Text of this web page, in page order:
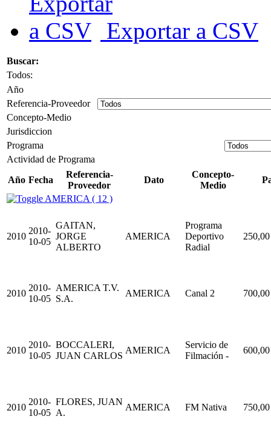
Exportar a CSV
Buscar:
Todos:
Año
Referencia-Proveedor
Concepto-Medio
Jurisdiccion
Programa
Actividad de Programa
Año Fecha
Referencia-
Proveedor
Dato
Concepto-
Medio
AMERICA ( 12 )
2010
2010-
10-05
GAITAN,
JORGE
ALBERTO
AMERICA
Programa
Deportivo
Radial
250,00
2010
2010-
10-05
AMERICA T.V.
S.A.
AMERICA Canal 2 700,00
2010
2010-
10-05
BOCCALERI,
JUAN CARLOS
AMERICA
Servicio de
Filmación -
600,00
2010
2010-
10-05
FLORES, JUAN
A.
AMERICA FM Nativa 750,00